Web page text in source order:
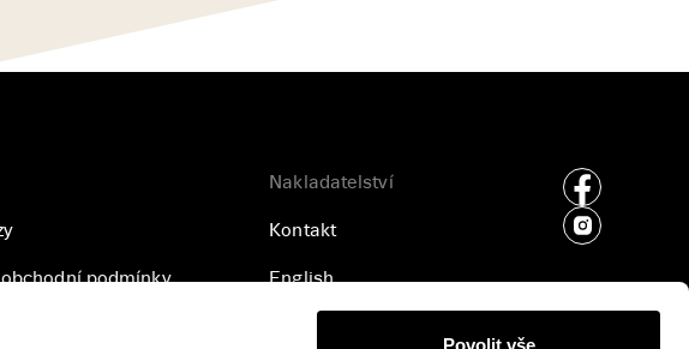
Povolit vše
podmínky
Nakladatelství
Kontakt
English